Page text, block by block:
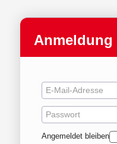
Anmeldung
Angemeldet bleiben